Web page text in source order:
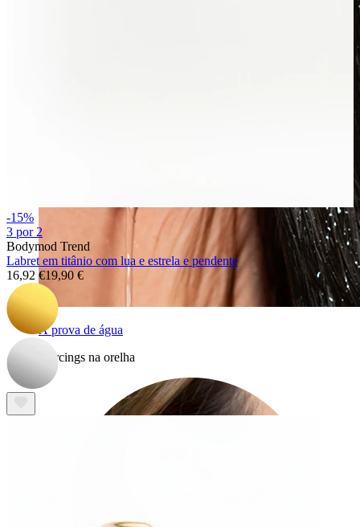
À prova de água
Piercings na orelha
-15%
3 por 2
Bodymod Trend
Labret em titânio com lua e estrela e pendente
16,92 €19,90 €